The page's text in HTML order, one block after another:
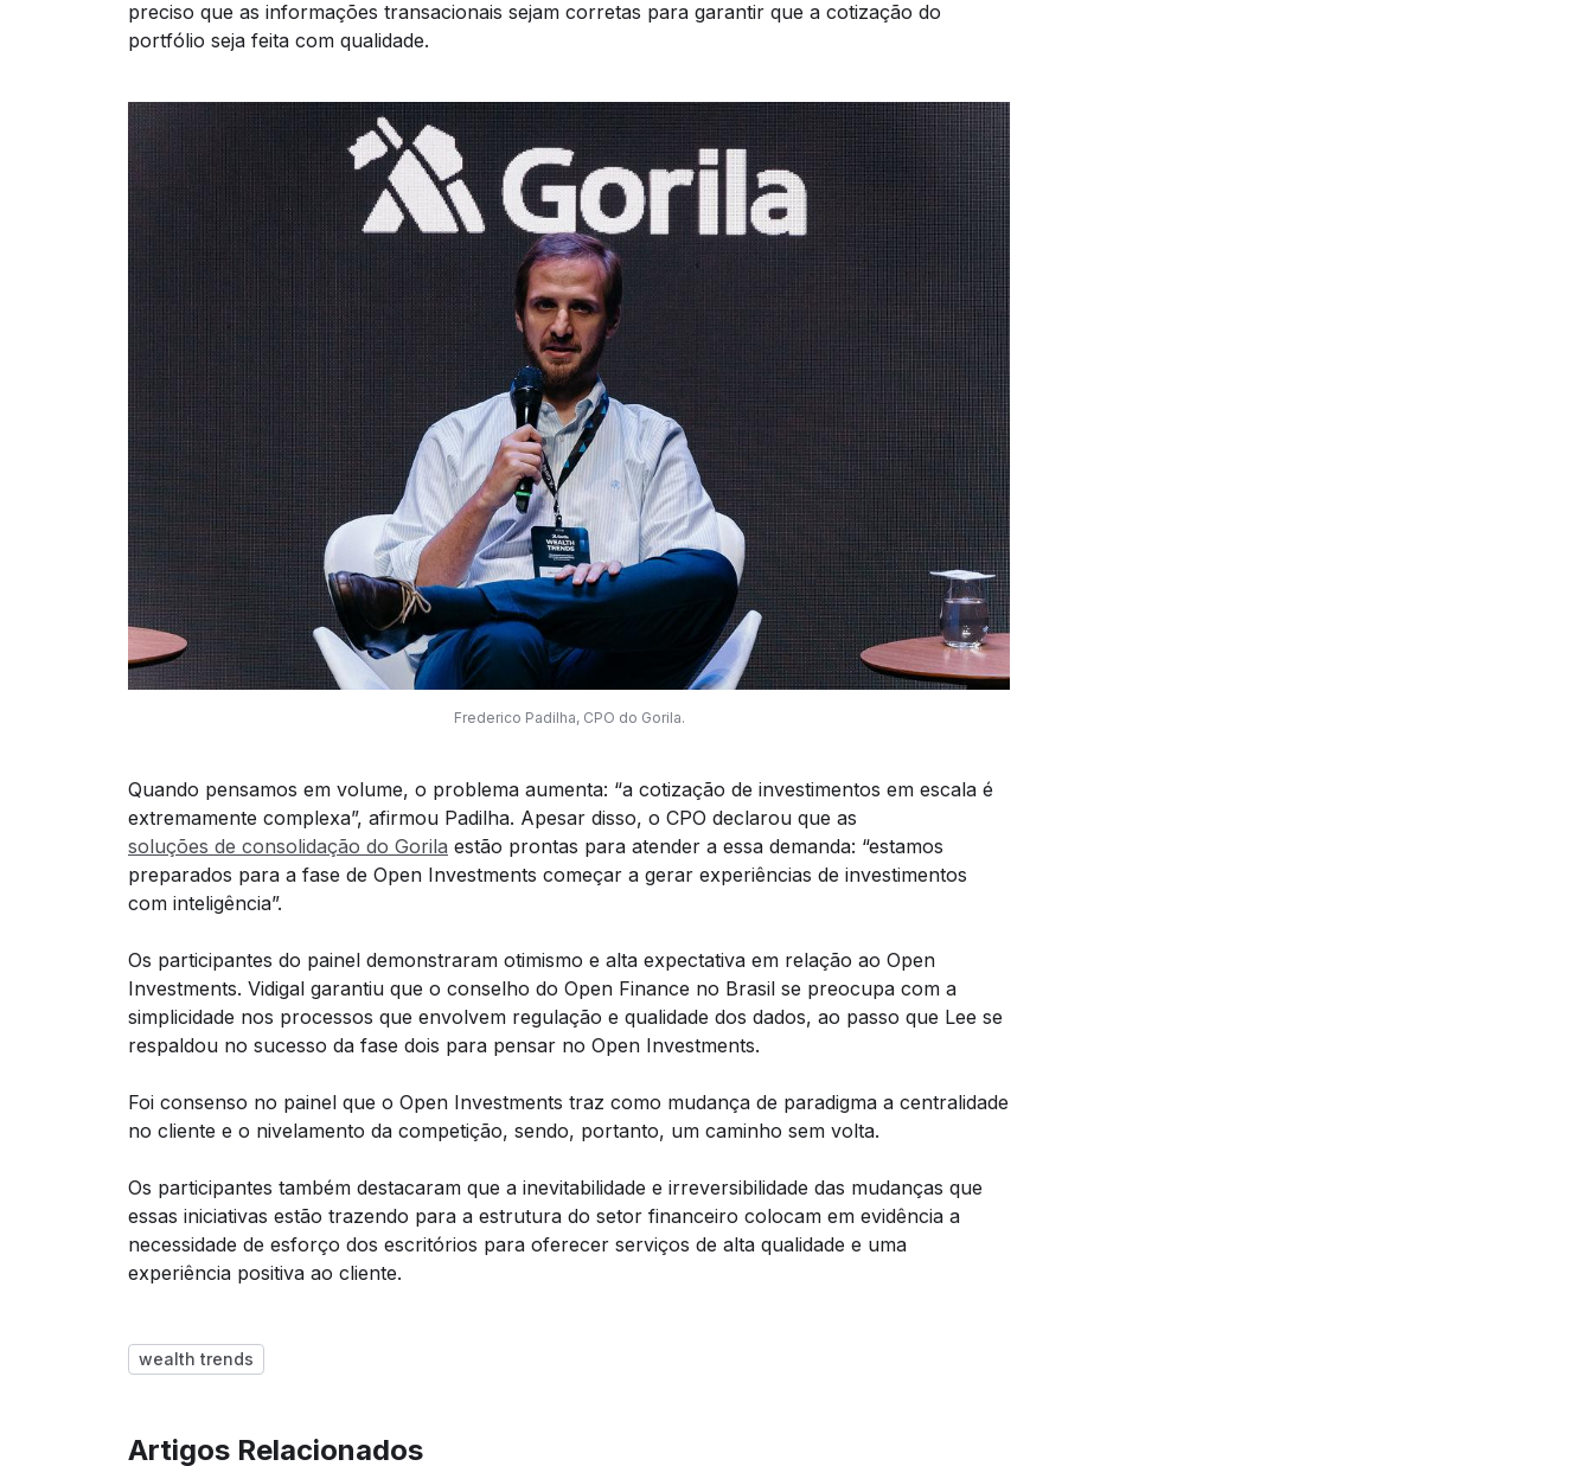
preciso que as informações transacionais sejam corretas para garantir que a cotização do
portfólio seja feita com qualidade.
Frederico Padilha, CPO do Gorila.
Quando pensamos em volume, o problema aumenta: “a cotização de investimentos em escala é
extremamente complexa”, afirmou Padilha. Apesar disso, o CPO declarou que as
soluções de consolidação do Gorila estão prontas para atender a essa demanda: “estamos
preparados para a fase de Open Investments começar a gerar experiências de investimentos
com inteligência”.
Os participantes do painel demonstraram otimismo e alta expectativa em relação ao Open
Investments. Vidigal garantiu que o conselho do Open Finance no Brasil se preocupa com a
simplicidade nos processos que envolvem regulação e qualidade dos dados, ao passo que Lee se
respaldou no sucesso da fase dois para pensar no Open Investments.
Foi consenso no painel que o Open Investments traz como mudança de paradigma a centralidade
no cliente e o nivelamento da competição, sendo, portanto, um caminho sem volta.
Os participantes também destacaram que a inevitabilidade e irreversibilidade das mudanças que
essas iniciativas estão trazendo para a estrutura do setor financeiro colocam em evidência a
necessidade de esforço dos escritórios para oferecer serviços de alta qualidade e uma
experiência positiva ao cliente.
wealth trends
Artigos Relacionados